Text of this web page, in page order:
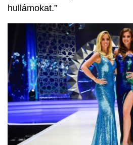
hullámokat.”